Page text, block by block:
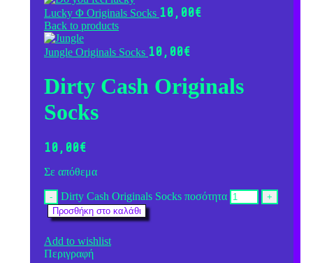
Lucky Φ Originals Socks 10,00€
Back to products
Jungle Originals Socks 10,00€
Dirty Cash Originals
Socks
10,00€
Σε απόθεμα
Dirty Cash Originals Socks ποσότητα
Προσθήκη στο καλάθι
Add to wishlist
Περιγραφή